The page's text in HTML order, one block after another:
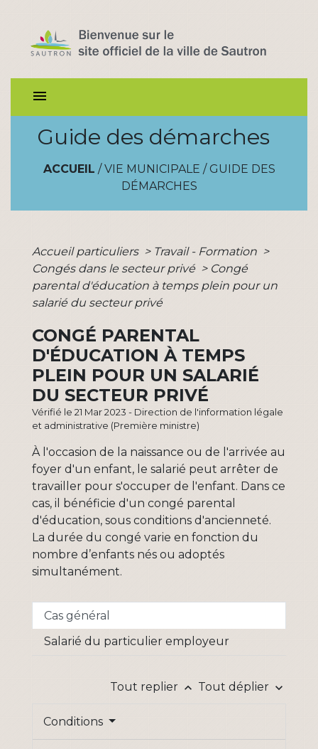
menu
Guide des démarches
ACCUEIL / VIE MUNICIPALE / GUIDE DES
DÉMARCHES
Accueil particuliers > Travail - Formation >
Congés dans le secteur privé > Congé
parental d'éducation à temps plein pour un
salarié du secteur privé
CONGÉ PARENTAL
D'ÉDUCATION À TEMPS
PLEIN POUR UN SALARIÉ
DU SECTEUR PRIVÉ
Vérifié le 21 Mar 2023 - Direction de l'information légale
et administrative (Première ministre)
À l'occasion de la naissance ou de l'arrivée au
foyer d'un enfant, le salarié peut arrêter de
travailler pour s'occuper de l'enfant. Dans ce
cas, il bénéficie d'un congé parental
d'éducation, sous conditions d'ancienneté.
La durée du congé varie en fonction du
nombre d’enfants nés ou adoptés
simultanément.
Cas général
Salarié du particulier employeur
Tout replier keyboard_arrow_up Tout déplier keyboard_arrow_down
Conditions